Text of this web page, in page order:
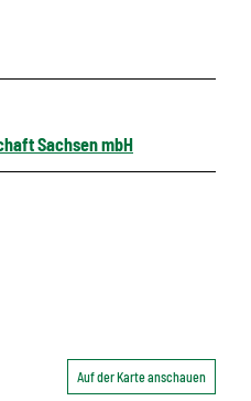
Sachsen mbH
Auf der Karte anschauen